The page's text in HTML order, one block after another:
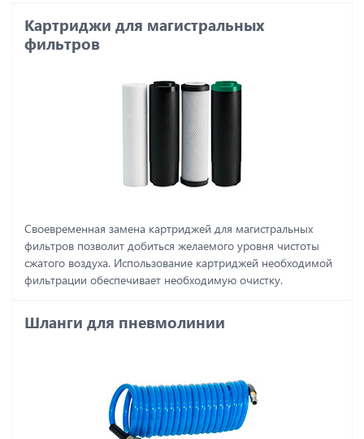
Картриджи для магистральных
фильтров
Своевременная замена картриджей для магистральных
фильтров позволит добиться желаемого уровня чистоты
сжатого воздуха. Использование картриджей необходимой
фильтрации обеспечивает необходимую очистку.
Шланги для пневмолинии